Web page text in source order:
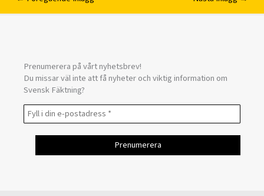
Prenumerera på vårt nyhetsbrev!
Du missar väl inte att få nyheter och viktig information om
Svensk Fäktning?